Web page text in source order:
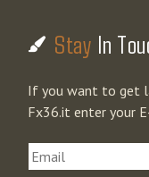
Stay In
If you want to get
Fx36.it enter your